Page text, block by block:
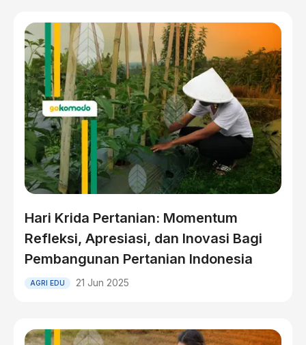
Hari Krida Pertanian: Momentum
Refleksi, Apresiasi, dan Inovasi Bagi
Pembangunan Pertanian Indonesia
AGRI EDU 21 Jun 2025